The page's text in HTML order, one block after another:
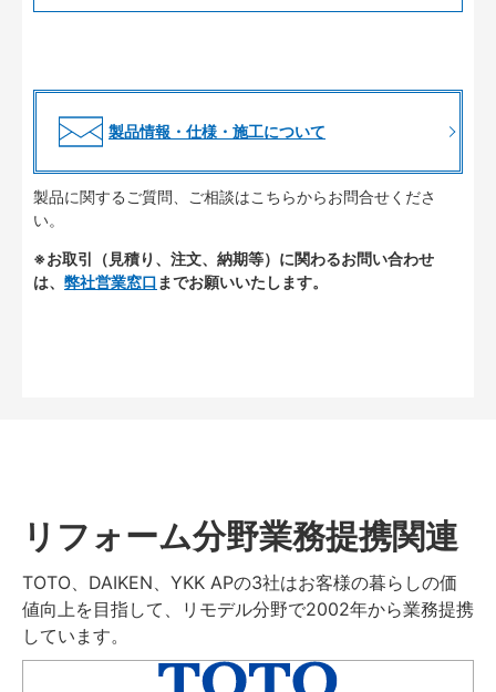
製品情報・仕様・施工について
製品に関するご質問、ご相談はこちらからお問合せくださ
い。
※お取引（見積り、注文、納期等）に関わるお問い合わせ
は、 弊社営業窓口 までお願いいたします。
リフォーム分野業務提携関連
TOTO、DAIKEN、YKK APの3社はお客様の暮らしの価
値向上を目指して、リモデル分野で2002年から業務提携
しています。